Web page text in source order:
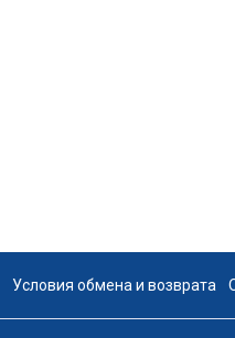
Условия обмена и возврата